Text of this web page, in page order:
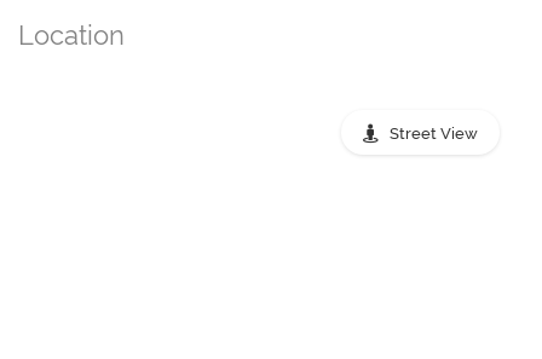
Location
Street View